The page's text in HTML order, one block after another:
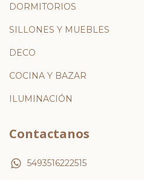
DORMITORIOS
SILLONES Y MUEBLES
DECO
COCINA Y BAZAR
ILUMINACIÓN
Contactanos
5493516222515